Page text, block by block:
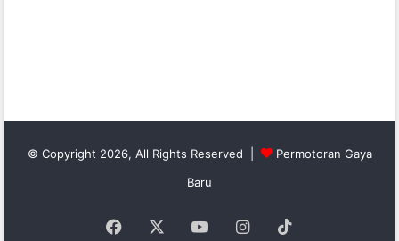
© Copyright 2026, All Rights Reserved |
Permotoran Gaya
Baru
Facebook YouTubeInstagram